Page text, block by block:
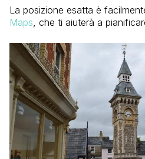
La posizione esatta è
Maps, che ti aiuterà a